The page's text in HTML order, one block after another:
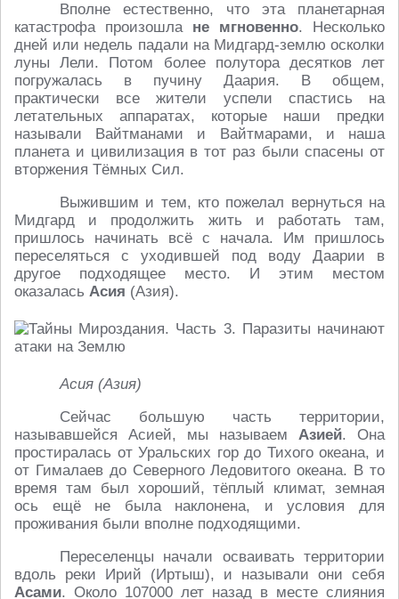
Вполне естественно, что эта планетарная
катастрофа произошла не мгновенно. Несколько
дней или недель падали на Мидгард-землю осколки
луны Лели. Потом более полутора десятков лет
погружалась в пучину Даария. В общем,
практически все жители успели спастись на
летательных аппаратах, которые наши предки
называли Вайтманами и Вайтмарами, и наша
планета и цивилизация в тот раз были спасены от
вторжения Тёмных Сил.
Выжившим и тем, кто пожелал вернуться на
Мидгард и продолжить жить и работать там,
пришлось начинать всё с начала. Им пришлось
переселяться с уходившей под воду Даарии в
другое подходящее место. И этим местом
оказалась Асия (Азия).
Асия (Азия)
Сейчас большую часть территории,
называвшейся Асией, мы называем Азией. Она
простиралась от Уральских гор до Тихого океана, и
от Гималаев до Северного Ледовитого океана. В то
время там был хороший, тёплый климат, земная
ось ещё не была наклонена, и условия для
проживания были вполне подходящими.
Переселенцы начали осваивать территории
вдоль реки Ирий (Иртыш), и называли они себя
Асами. Около 107000 лет назад в месте слияния